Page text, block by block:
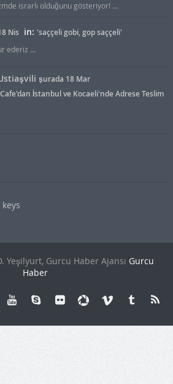
israrlı olduğunu gösteriyor! ...
Nis in: 'saççeli gobi, gop saççeli'
ederiz ...
şurada 18 Mar
İstanbul ve Kocaeli'nde Adrese Teslim
Yeşilyurt, Gurcu Haber Ajansı Gurcu
Haber